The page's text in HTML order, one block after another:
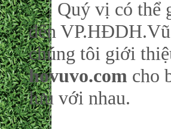
Quý vị có thể
đến
chúng tôi giới
hovuvo.com cho
lưu với nhau.